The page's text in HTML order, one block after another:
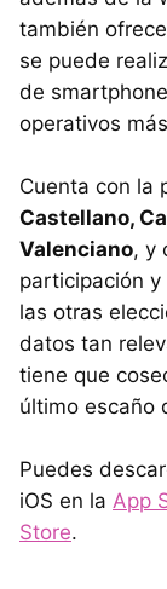
también
se puede
de
operativos
Cuenta con la
Castellano,
Valenciano, y
participación
las otras
datos tan
tiene que
último escaño
Puedes
iOS en la App
Store.